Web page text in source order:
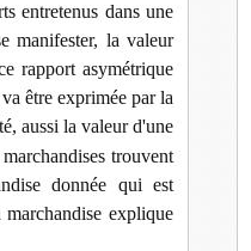
entretenus dans une
manifester, la valeur
rapport asymétrique
être exprimée par la
aussi la valeur d'une
trouvent
donnée qui est
explique